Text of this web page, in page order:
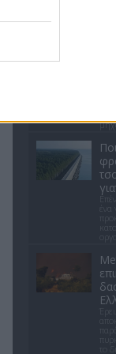
Ο
με
ένα
το